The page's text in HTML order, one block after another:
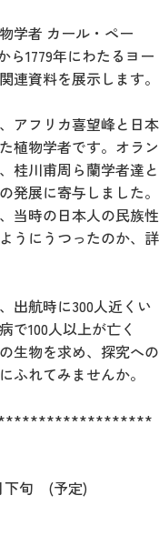
学者 カール・ペー
ら1779年にわたるヨー
連資料を展示します。
アフリカ喜望峰と日本
植物学者です。オラン
桂川甫周ら蘭学者達と
発展に寄与しました。
当時の日本人の民族性
うにうつったのか、詳
出航時に300人近くい
で100人以上が亡く
生物を求め、探究への
ふれてみませんか。
下旬 (予定)